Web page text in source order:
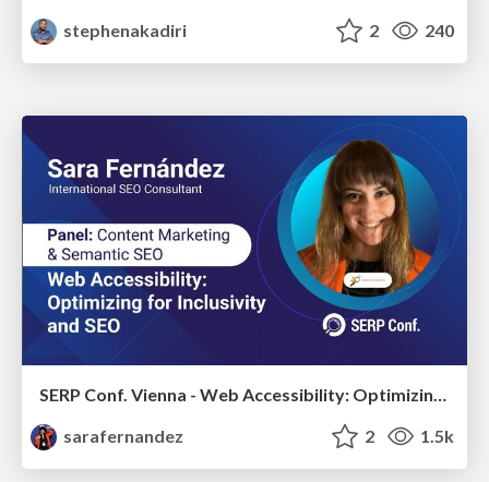
stephenakadiri
2 240
SERP Conf. Vienna - Web Accessibility: Optimizing for Inclusivity and SEO
sarafernandez
2 1.5k